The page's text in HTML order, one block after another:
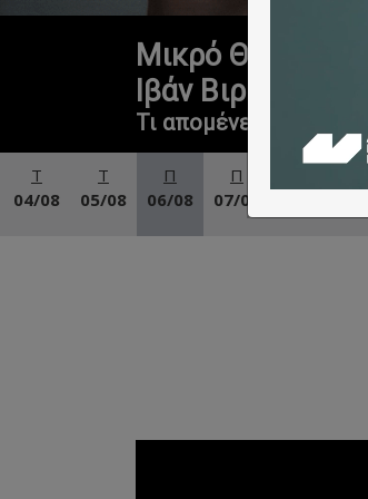
Μικρό Θέατρο
Ιβάν Βιριπάγεφ
Τι απομένει όταν το
Τ
04/08
Τ
05/08
Π
06/08
Π
07/08